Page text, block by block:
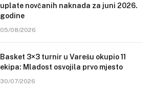
uplate novčanih naknada za juni 2026.
godine
05/08/2026
Basket 3×3 turnir u Varešu okupio 11
ekipa: Mladost osvojila prvo mjesto
30/07/2026